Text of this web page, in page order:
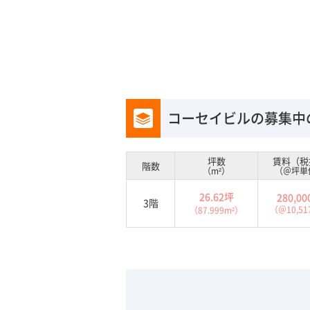
コーセイビルの募集
階数 坪数
（m²）
賃料（
（＠坪
3階 26.62坪
（87.999m²） （＠